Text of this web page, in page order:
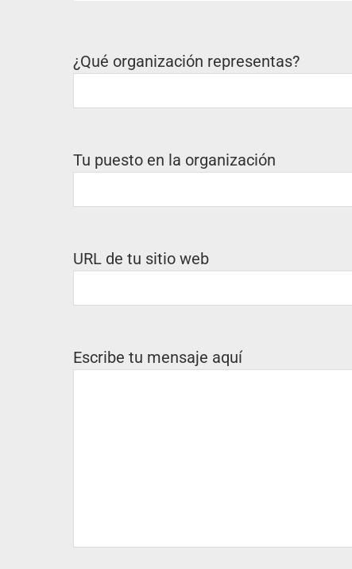
¿Qué organización representas?
Tu puesto en la organización
URL de tu sitio web
Escribe tu mensaje aquí